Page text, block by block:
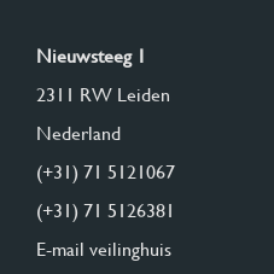
Nieuwsteeg 1
2311 RW Leiden
Nederland
(+31) 71 5121067
(+31) 71 5126381
E-mail veilinghuis